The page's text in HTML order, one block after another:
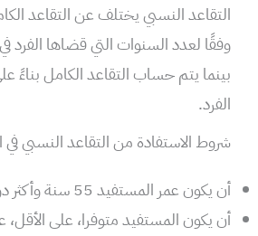
التقاعد النسبي يختلف عن التقاعد
وفقًا لعدد السنوات التي قضاها الفرد
بينما يتم حساب التقاعد الكامل بناءً
الفرد.
شروط الاستفادة من التقاعد النسبي
أن يكون عمر المستفيد 55 سنة وأكثر دون أن يصل 60 سنة؛